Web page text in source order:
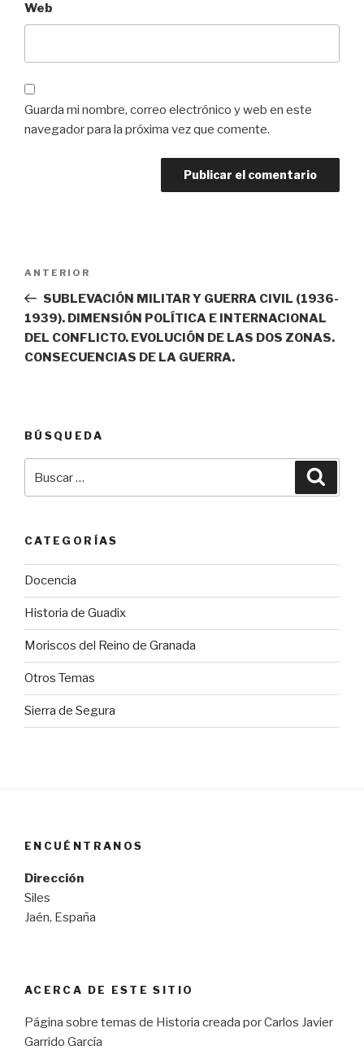
Web
Guarda mi nombre, correo electrónico y web en este
navegador para la próxima vez que comente.
entradas
Entrada
anterior:
ANTERIOR
SUBLEVACIÓN MILITAR Y GUERRA CIVIL (1936-
1939). DIMENSIÓN POLÍTICA E INTERNACIONAL
DEL CONFLICTO. EVOLUCIÓN DE LAS DOS ZONAS.
CONSECUENCIAS DE LA GUERRA.
BÚSQUEDA
por:
CATEGORÍAS
Docencia
Historia de Guadix
Moriscos del Reino de Granada
Otros Temas
Sierra de Segura
ENCUÉNTRANOS
Dirección
Siles
Jaén, España
ACERCA DE ESTE SITIO
Página sobre temas de Historia creada por Carlos Javier
Garrido García